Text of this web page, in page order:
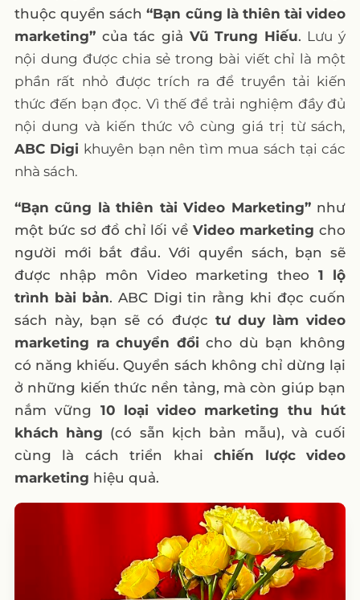
thuộc quyển sách “Bạn cũng là thiên tài video
marketing”của tác giả Vũ Trung Hiếu. Lưu ý
nội dung được chia sẻ trong bài viết chỉ là một
phần rất nhỏ được trích ra để truyền tải kiến
thức đến bạn đọc. Vì thế để trải nghiệm đầy đủ
nội dung và kiến thức vô cùng giá trị từ sách,
ABC Digi khuyên bạn nên tìm mua sách tại các
nhà sách.
“Bạn cũng là thiên tài Video Marketing”như
một bức sơ đồ chỉ lối vềVideo marketing cho
người mới bắt đầu. Với quyển sách, bạn sẽ
được nhập môn Video marketing theo1 lộ
trình bài bản. ABC Digi tin rằng khi đọc cuốn
sách này, bạn sẽ có được tư duy làm video
marketing ra chuyển đổi cho dù bạn không
có năng khiếu. Quyển sách không chỉ dừng lại
ở những kiến thức nền tảng, mà còn giúp bạn
nắm vững 10 loại video marketing thu hút
khách hàng (có sẵn kịch bản mẫu), và cuối
cùng là cách triển khaichiến lược video
marketing hiệu quả.